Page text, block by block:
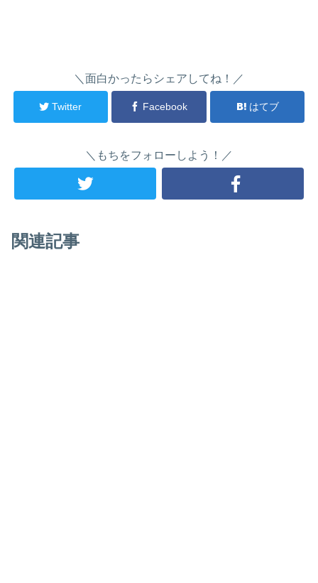
＼面白かったらシェアしてね！／
Twitter Facebook はてブ
＼もちをフォローしよう！／
関連記事